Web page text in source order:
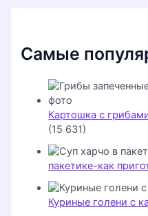
Самые
Картошка с
(15 631)
пакетике-как
Куриные голени с